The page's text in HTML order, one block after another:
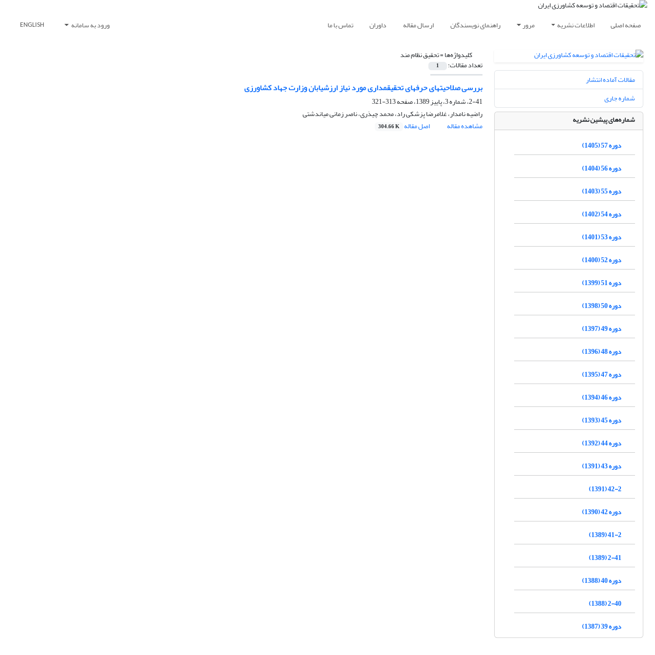
صفحه اصلی اطلاعات نشریه مرور راهنمای نویسندگان ارسال مقاله داوران تماس با ما ورود به سامانه ENGLISH
کلیدواژه‌ها =تحقیق نظام مند
تعداد مقالات: 1
بررسی صلاحیت‎های حرفه‎ای تحقیق‎مداری مورد نیاز ارزشیابان وزارت جهاد کشاورزی
2-41، شماره 3، پاییز 1389، صفحه
313-321
راضیه نامدار، غلامرضا پزشکی راد، محمد چیذری، ناصر زمانی میاندشتی
مشاهده مقاله
اصل مقاله 304.66 K
مقالات آماده انتشار
شماره جاری
شماره‌های پیشین نشریه
دوره 57 (1405)
دوره 56 (1404)
دوره 55 (1403)
دوره 54 (1402)
دوره 53 (1401)
دوره 52 (1400)
دوره 51 (1399)
دوره 50 (1398)
دوره 49 (1397)
دوره 48 (1396)
دوره 47 (1395)
دوره 46 (1394)
دوره 45 (1393)
دوره 44 (1392)
دوره 43 (1391)
42-2 (1391)
دوره 42 (1390)
41-2 (1389)
2-41 (1389)
دوره 40 (1388)
2-40 (1388)
دوره 39 (1387)